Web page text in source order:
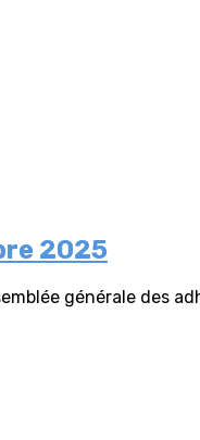
2025
générale des